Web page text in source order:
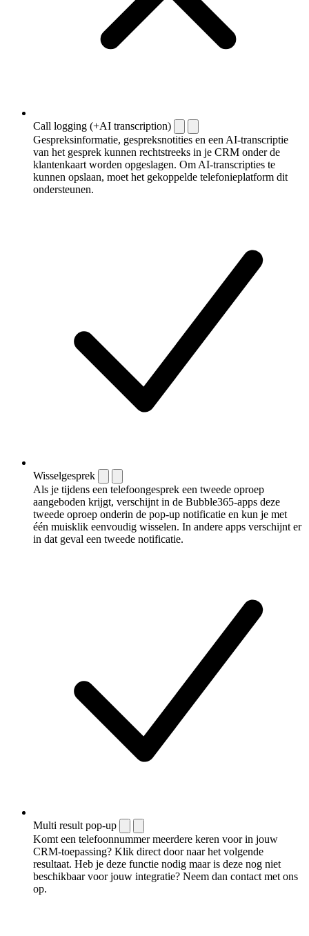
Call logging (+AI transcription)
Gespreksinformatie, gespreksnotities en een AI-transcriptie
van het gesprek kunnen rechtstreeks in je CRM onder de
klantenkaart worden opgeslagen. Om AI-transcripties te
kunnen opslaan, moet het gekoppelde telefonieplatform dit
ondersteunen.
Wisselgesprek
Als je tijdens een telefoongesprek een tweede oproep
aangeboden krijgt, verschijnt in de Bubble365-apps deze
tweede oproep onderin de pop-up notificatie en kun je met
één muisklik eenvoudig wisselen. In andere apps verschijnt er
in dat geval een tweede notificatie.
Multi result pop-up
Komt een telefoonnummer meerdere keren voor in jouw
CRM-toepassing? Klik direct door naar het volgende
resultaat. Heb je deze functie nodig maar is deze nog niet
beschikbaar voor jouw integratie? Neem dan contact met ons
op.